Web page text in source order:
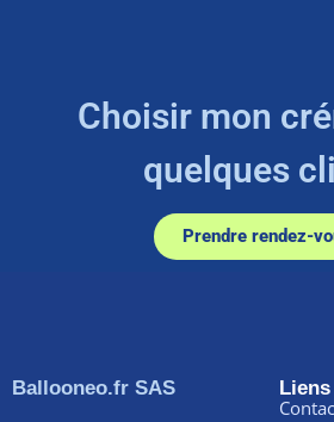
Choisir mon
quelques
Prendre rendez-
Ballooneo.fr SAS Liens